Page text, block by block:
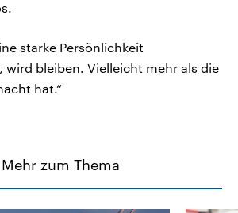
starke Persönlichkeit
wird bleiben. Vielleicht mehr als die
hat.“
Mehr zum Thema